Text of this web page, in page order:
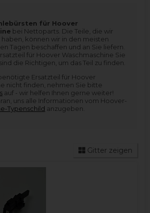
für Hoover
bei Nettoparts. Die Teile, die wir
haben, können wir in den meisten
Tagen beschaffen und an Sie liefern.
für Hoover Waschmaschine Sie
die Richtigen, um das Teil zu finden.
Ersatzteil für Hoover
nicht finden, nehmen Sie bitte
auf - wir helfen Ihnen gerne weiter!
uns alle Informationen vom Hoover-
Typenschild anzugeben.
Gitter zeigen